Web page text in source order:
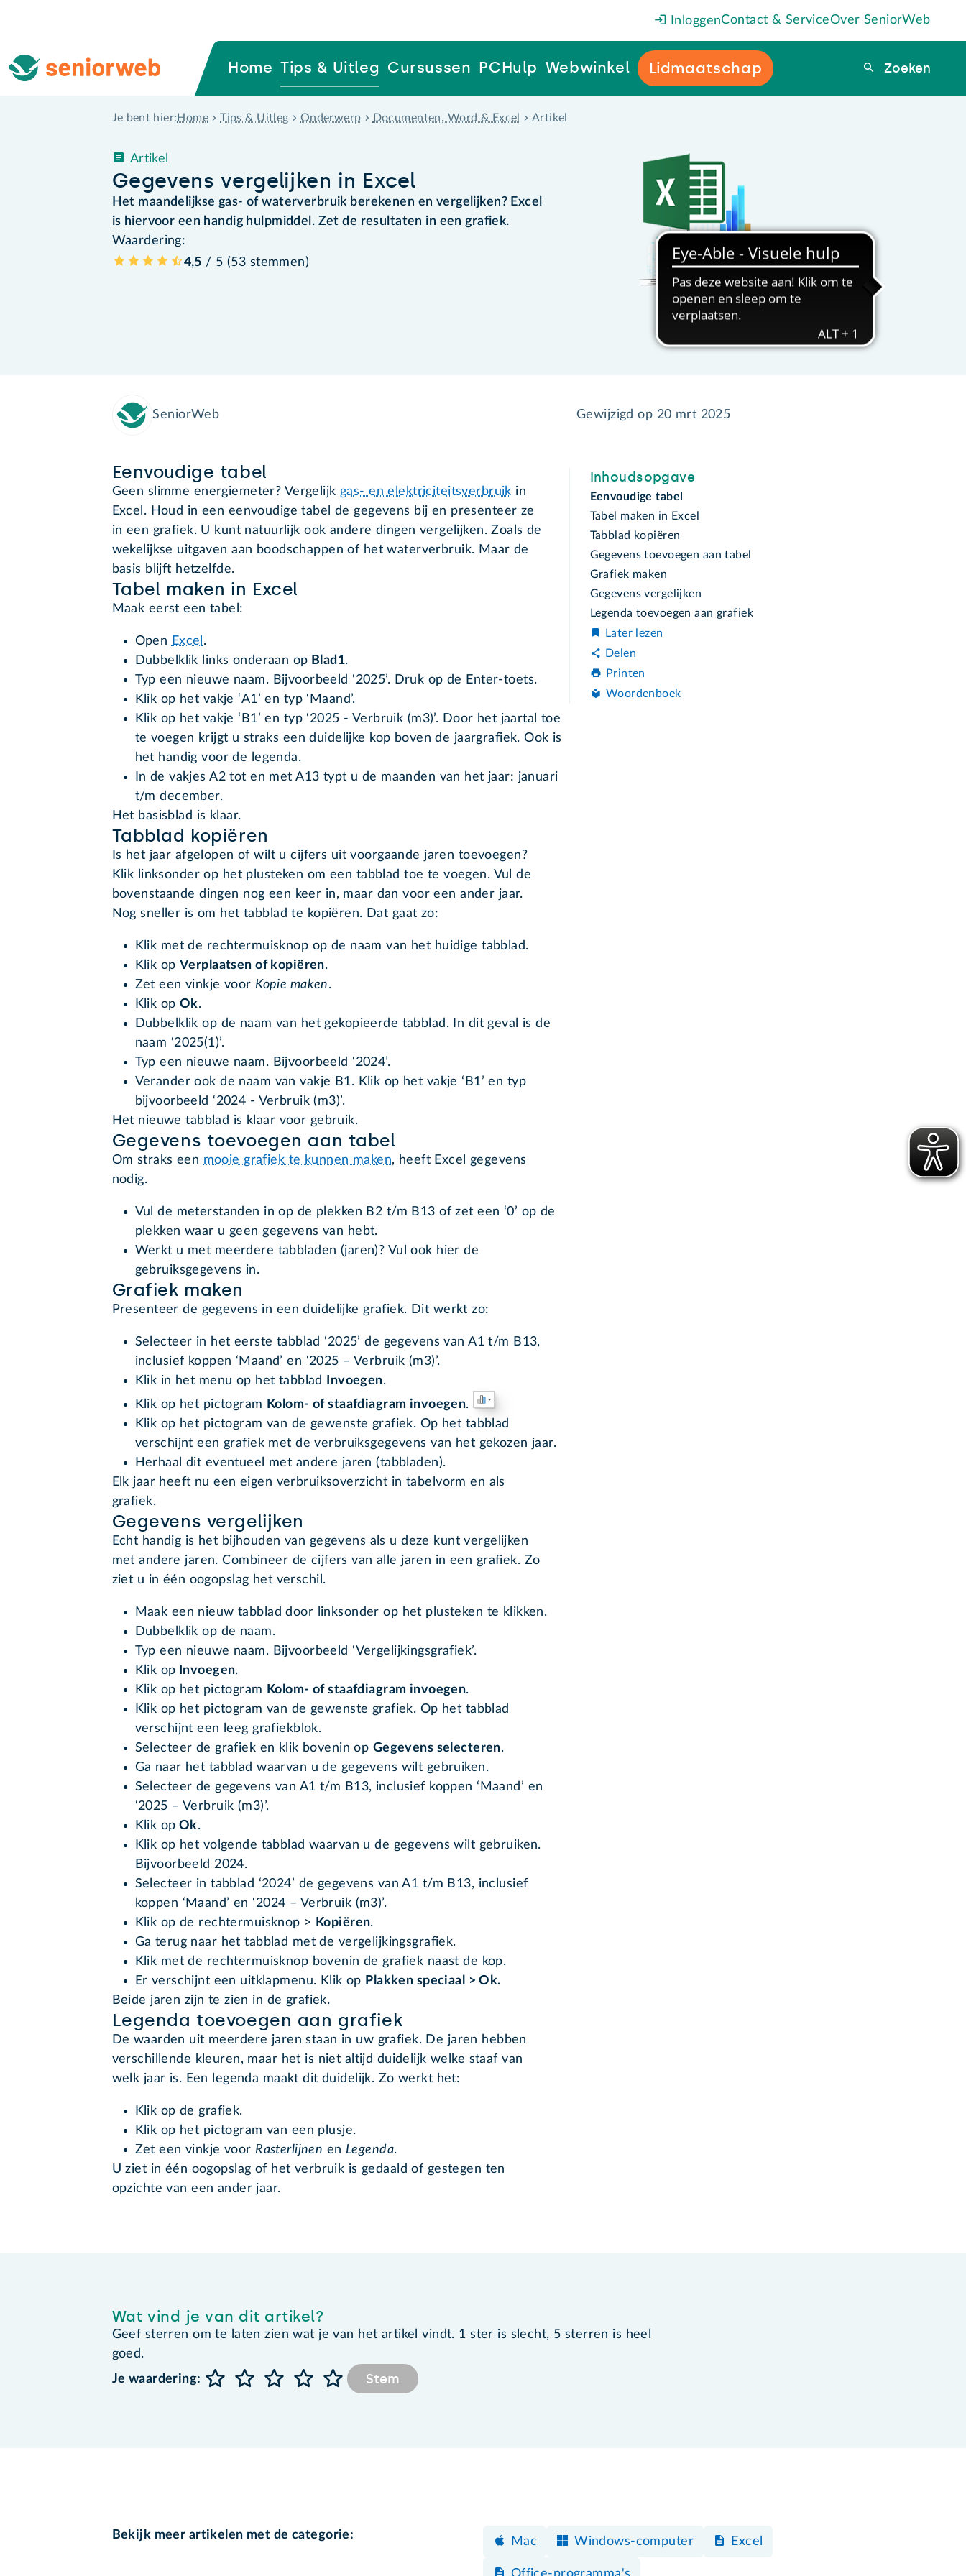
InloggenContact & ServiceOver SeniorWeb
Home Tips & Uitleg Cursussen PCHulp Webwinkel Lidmaatschap Zoeken
Zoeken
Je bent hier: Home Tips & Uitleg Onderwerp Documenten, Word & Excel Artikel
Gegevens vergelijken in Excel
Artikel
Het maandelijkse gas- of waterverbruik berekenen en vergelijken? Excel
is hiervoor een handig hulpmiddel. Zet de resultaten in een grafiek.
Waardering:
4,5 / 5 (53 stemmen)
SeniorWeb Gewijzigd op 20 mrt 2025
Eenvoudige tabel
Geen slimme energiemeter? Vergelijk gas- en elektriciteitsverbruik in
Excel. Houd in een eenvoudige tabel de gegevens bij en presenteer ze
in een grafiek. U kunt natuurlijk ook andere dingen vergelijken. Zoals de
wekelijkse uitgaven aan boodschappen of het waterverbruik. Maar de
basis blijft hetzelfde.
Tabel maken in Excel
Maak eerst een tabel:
Open Excel .
Dubbelklik links onderaan op Blad1.
Typ een nieuwe naam. Bijvoorbeeld ‘2025’. Druk op de Enter-toets.
Klik op het vakje ‘A1’ en typ ‘Maand’.
Klik op het vakje ‘B1’ en typ ‘2025 - Verbruik (m3)’. Door het jaartal toe
te voegen krijgt u straks een duidelijke kop boven de jaargrafiek. Ook is
het handig voor de legenda.
In de vakjes A2 tot en met A13 typt u de maanden van het jaar: januari
t/m december.
Het basisblad is klaar.
Tabblad kopiëren
Is het jaar afgelopen of wilt u cijfers uit voorgaande jaren toevoegen?
Klik linksonder op het plusteken om een tabblad toe te voegen. Vul de
bovenstaande dingen nog een keer in, maar dan voor een ander jaar.
Nog sneller is om het tabblad te kopiëren. Dat gaat zo:
Klik met de rechtermuisknop op de naam van het huidige tabblad.
Klik op Verplaatsen of kopiëren.
Zet een vinkje voor Kopie maken.
Klik op Ok.
Dubbelklik op de naam van het gekopieerde tabblad. In dit geval is de
naam ‘2025(1)’.
Typ een nieuwe naam. Bijvoorbeeld ‘2024’.
Verander ook de naam van vakje B1. Klik op het vakje ‘B1’ en typ
bijvoorbeeld ‘2024 - Verbruik (m3)’.
Het nieuwe tabblad is klaar voor gebruik.
Gegevens toevoegen aan tabel
Om straks een mooie grafiek te kunnen maken, heeft Excel gegevens
nodig.
Vul de meterstanden in op de plekken B2 t/m B13 of zet een ‘0’ op de
plekken waar u geen gegevens van hebt.
Werkt u met meerdere tabbladen (jaren)? Vul ook hier de
gebruiksgegevens in.
Grafiek maken
Presenteer de gegevens in een duidelijke grafiek. Dit werkt zo:
Selecteer in het eerste tabblad ‘2025’ de gegevens van A1 t/m B13,
inclusief koppen ‘Maand’ en ‘2025 – Verbruik (m3)’.
Klik in het menu op het tabblad
Invoegen.
Klik op het pictogram Kolom- of staafdiagram invoegen.
Klik op het pictogram van de gewenste grafiek. Op het tabblad
verschijnt een grafiek met de verbruiksgegevens van het gekozen jaar.
Herhaal dit eventueel met andere jaren (tabbladen).
Elk jaar heeft nu een eigen verbruiksoverzicht in tabelvorm en als
grafiek.
Gegevens vergelijken
Echt handig is het bijhouden van gegevens als u deze kunt vergelijken
met andere jaren. Combineer de cijfers van alle jaren in een grafiek. Zo
ziet u in één oogopslag het verschil.
Maak een nieuw tabblad door linksonder op het plusteken te klikken.
Dubbelklik op de naam.
Typ een nieuwe naam. Bijvoorbeeld ‘Vergelijkingsgrafiek’.
Klik op Invoegen.
Klik op het pictogram Kolom- of staafdiagram invoegen.
Klik op het pictogram van de gewenste grafiek. Op het tabblad
verschijnt een leeg grafiekblok.
Selecteer de grafiek en klik bovenin op Gegevens selecteren.
Ga naar het tabblad waarvan u de gegevens wilt gebruiken.
Selecteer de gegevens van A1 t/m B13, inclusief koppen ‘Maand’ en
‘2025 – Verbruik (m3)’.
Klik op Ok.
Klik op het volgende tabblad waarvan u de gegevens wilt gebruiken.
Bijvoorbeeld 2024.
Selecteer in tabblad ‘2024’ de gegevens van A1 t/m B13, inclusief
koppen ‘Maand’ en ‘2024 – Verbruik (m3)’.
Klik op de rechtermuisknop > Kopiëren.
Ga terug naar het tabblad met de vergelijkingsgrafiek.
Klik met de rechtermuisknop bovenin de grafiek naast de kop.
Er verschijnt een uitklapmenu. Klik op Plakken speciaal >Ok.
Beide jaren zijn te zien in de grafiek.
Legenda toevoegen aan grafiek
De waarden uit meerdere jaren staan in uw grafiek. De jaren hebben
verschillende kleuren, maar het is niet altijd duidelijk welke staaf van
welk jaar is. Een legenda maakt dit duidelijk. Zo werkt het:
Klik op de grafiek.
Klik op het pictogram van een plusje.
Zet een vinkje voor Rasterlijnen en Legenda.
U ziet in één oogopslag of het verbruik is gedaald of gestegen ten
opzichte van een ander jaar.
Inhoudsopgave
Eenvoudige tabel
Tabel maken in Excel
Tabblad kopiëren
Gegevens toevoegen aan tabel
Grafiek maken
Gegevens vergelijken
Legenda toevoegen aan grafiek
Later lezen
Delen
Printen
Woordenboek
Wat vind je van dit artikel?
Geef sterren om te laten zien wat je van het artikel vindt. 1 ster is slecht, 5 sterren is heel
goed.
Je waardering:
Stem
Bekijk meer artikelen met de categorie:
Mac Windows-computer Excel